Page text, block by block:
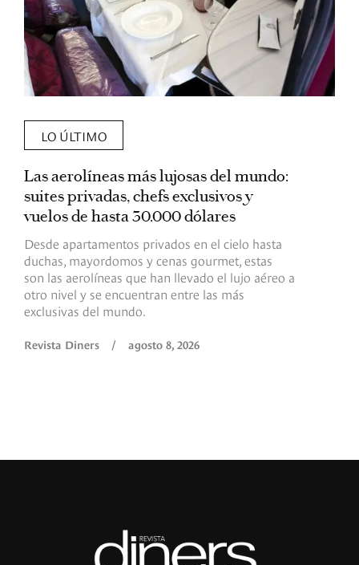
LO ÚLTIMO
Las aerolíneas más lujosas del mundo:
suites privadas, chefs exclusivos y
vuelos de hasta 30.000 dólares
Desde apartamentos privados en el cielo hasta
duchas, mayordomos y cenas gourmet, estas
son las aerolíneas que han llevado el lujo aéreo a
otro nivel y se encuentran entre las más
exclusivas del mundo.
Revista Diners / agosto 8, 2026